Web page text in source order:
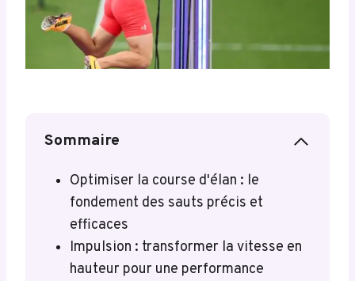
Sommaire
Optimiser la course d'élan : le
fondement des sauts précis et
efficaces
Impulsion : transformer la vitesse en
hauteur pour une performance